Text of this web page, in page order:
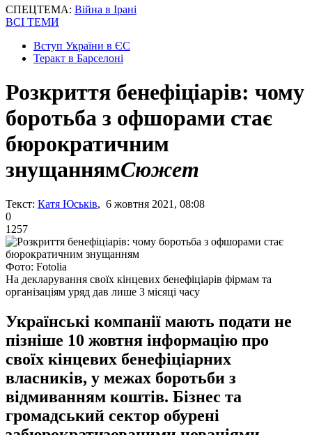
СПЕЦТЕМА: Війна в Ірані
ВСІ ТЕМИ
Вступ України в ЄС
Теракт в Барселоні
Розкриття бенефіціарів: чому
боротьба з офшорами стає
бюрократичним
знущаннямСюжет
Текст: Катя Юськів, 6 жовтня 2021, 08:08
0
1257
Фото: Fotolia
На декларування своїх кінцевих бенефіціарів фірмам та
організаціям уряд дав лише 3 місяці часу
Українські компанії мають подати не
пізніше 10 жовтня інформацію про
своїх кінцевих бенефіціарних
власників, у межах боротьби з
відмиванням коштів. Бізнес та
громадський сектор обурені